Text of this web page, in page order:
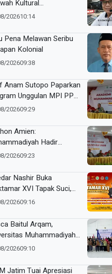
Kultural
202610:14
Pena Melawan Seribu
Kolonial
202609:38
Anam Sutopo Paparkan
Unggulan MPI PP
202609:29
Amien:
Hadir
Akidah
202609:23
Nashir Buka
XVI Tapak Suci,
Menteri dan Kapolri
202609:16
Baitul Arqam,
Muhammadiyah
Barat Kawal RTL
202609:10
Jatim Tuai Apresiasi